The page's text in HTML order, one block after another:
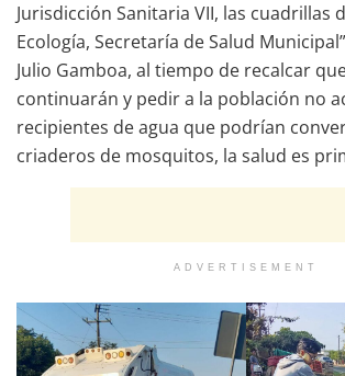
Jurisdicción Sanitaria VII, las cuadrillas
Ecología, Secretaría de Salud
Julio Gamboa, al tiempo de recalcar
continuarán y pedir a la población no
recipientes de agua que podrían
criaderos de mosquitos, la salud es
ADVERTISEMENT